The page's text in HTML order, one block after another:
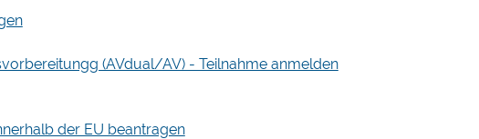
(AVdual/AV) - Teilnahme anmelden
der EU beantragen